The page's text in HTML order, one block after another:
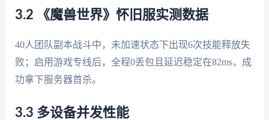
3.2 《魔兽世界》怀旧服实测数据
40人团队副本战斗中，未加速状态下出现6次技能释放失
败；启用游戏专线后，全程0丢包且延迟稳定在82ms，成
功拿下服务器首杀。
3.3 多设备并发性能